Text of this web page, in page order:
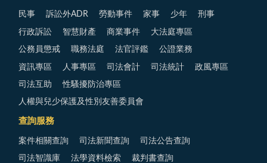
民事 訴訟外ADR 勞動事件 家事 少年 刑事
行政訴訟 智慧財產 商業事件 大法庭專區
公務員懲戒 職務法庭 法官評鑑 公證業務
資訊專區 人事專區 司法會計 司法統計 政風專區
司法互助 性騷擾防治專區
人權與兒少保護及性別友善委員會
查詢服務
案件相關查詢 司法新聞查詢 司法公告查詢
司法智識庫 法學資料檢索 裁判書查詢